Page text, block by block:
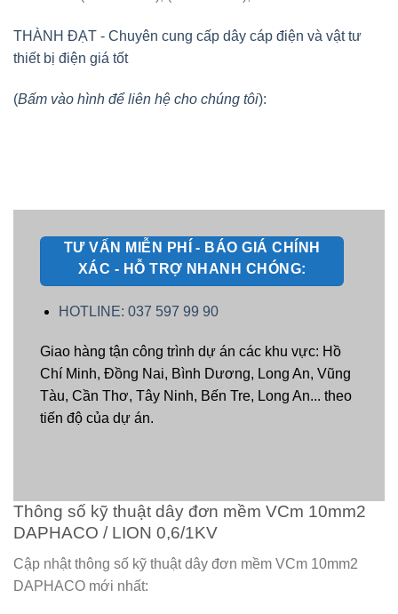
THÀNH ĐẠT - Chuyên cung cấp dây cáp điện và vật tư
thiết bị điện giá tốt
(Bấm vào hình để liên hệ cho chúng tôi):
TƯ VẤN MIỄN PHÍ - BÁO GIÁ CHÍNH
XÁC - HỖ TRỢ NHANH CHÓNG:
HOTLINE: 037 597 99 90
Giao hàng tận công trình dự án các khu vực: Hồ
Chí Minh, Đồng Nai, Bình Dương, Long An, Vũng
Tàu, Cần Thơ, Tây Ninh, Bến Tre, Long An... theo
tiến độ của dự án.
Thông số kỹ thuật dây đơn mềm VCm 10mm2
DAPHACO / LION 0,6/1KV
Cập nhật thông số kỹ thuật dây đơn mềm VCm 10mm2
DAPHACO mới nhất: